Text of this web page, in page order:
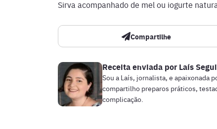
Sirva acompanhado de mel ou iogurte
Compartilhe
Receita enviada porLaís
Sou a Laís, jornalista, e apaixonada
compartilho preparos práticos,
complicação.